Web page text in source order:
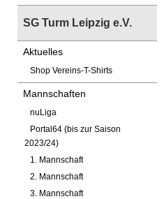
SG Turm Leipzig e.V.
Aktuelles
Shop Vereins-T-Shirts
Mannschaften
nuLiga
Portal64 (bis zur Saison
2023/24)
1. Mannschaft
2. Mannschaft
3. Mannschaft